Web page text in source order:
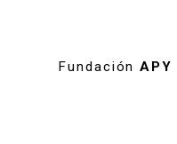
Fundación APY